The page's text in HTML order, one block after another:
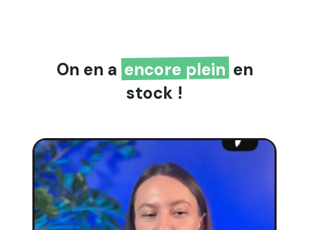
On en aencore pleinen
stock !